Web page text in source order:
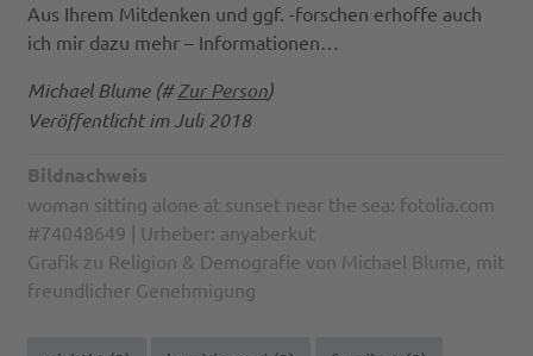
Aus Ihrem Mitdenken und ggf. -forschen erhoffe auch
ich mir dazu mehr – Informationen…
Michael Blume (#Zur Person)
Veröffentlicht im Juli 2018
Bildnachweis
woman sitting alone at sunset near the sea: fotolia.com
#74048649 | Urheber: anyaberkut
Grafik zu Religion & Demografie von Michael Blume, mit
freundlicher Genehmigung